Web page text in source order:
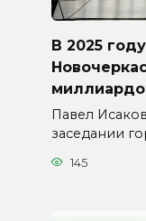
В 2025
Павел
заседании
145